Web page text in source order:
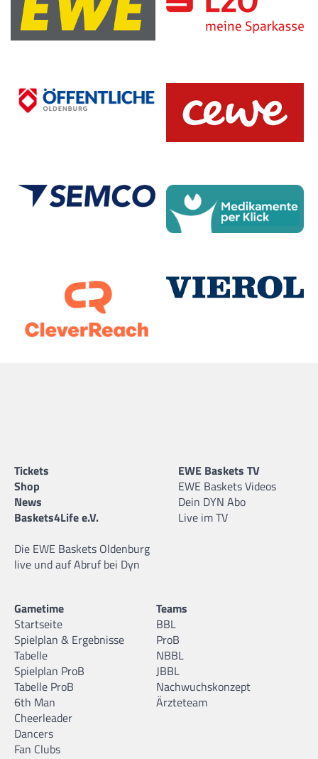
Tickets
Shop
News
Baskets4Life e.V.
Die EWE Baskets Oldenburg
live und auf Abruf bei Dyn
EWE Baskets TV
EWE Baskets Videos
Dein DYN Abo
Live im TV
Gametime
Startseite
Spielplan & Ergebnisse
Tabelle
Spielplan ProB
Tabelle ProB
6th Man
Cheerleader
Dancers
Fan Clubs
Teams
BBL
ProB
NBBL
JBBL
Nachwuchskonzept
Ärzteteam